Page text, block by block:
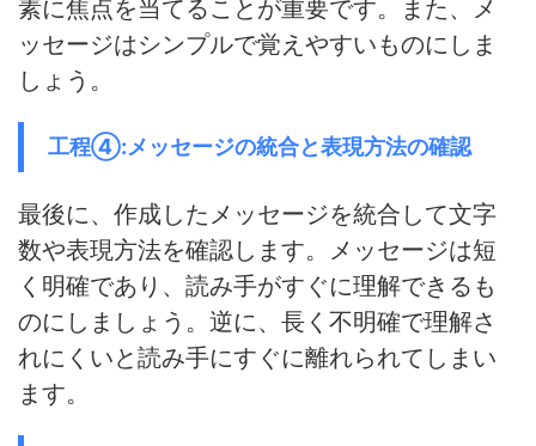
素に焦点を当てることが重要です。また、メ
ッセージはシンプルで覚えやすいものにしま
しょう。
工程④:メッセージの統合と表現方法の確認
最後に、作成したメッセージを統合して文字
数や表現方法を確認します。
メッセージは短
く明確であり、読み手がすぐに理解できるも
のにしましょう。 逆に、長く不明確で理解さ
れにくいと読み手にすぐに離れられてしまい
ます。